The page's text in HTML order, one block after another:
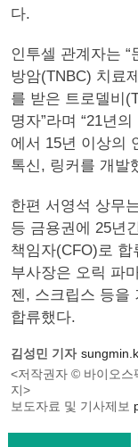
다.
인투셀 관계자는
방암(TNBC) 치료
를 받은 트로델비
명자”라며 “21년
에서 15년 이상의
톡신, 링커를 개발
한편 서영석 상무
등 금용권에 25년
책임자(CFO)로
부사장은 오릭 파
젠, 스크립스 등을
합류했다.
김성민 기자
<저작권자 © 바이오스
지>
보도자료 및 기사제보